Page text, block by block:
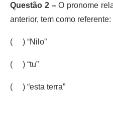
Questão 2 –O pronome
anterior, tem como referente:
( ) “Nilo”
( ) “tu”
( ) “esta terra”